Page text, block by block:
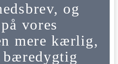
og
vores
mere kærlig,